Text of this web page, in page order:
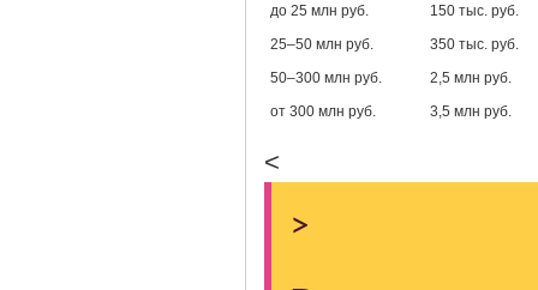
до 25 млн руб.
150 тыс. руб.
25–50 млн руб.
350 тыс. руб.
50–300 млн руб.
2,5 млн руб.
от 300 млн руб.
3,5 млн руб.
<
>